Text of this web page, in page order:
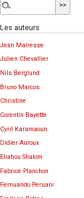
Les auteurs
Jean Mairesse
Julien Chevallier
Nils Berglund
Bruno Marcos
Christine
Corentin Bayette
Cyril Karamaoun
Didier Auroux
Eliahou Shalom
Fabrice Planchon
Fernuando Peruani